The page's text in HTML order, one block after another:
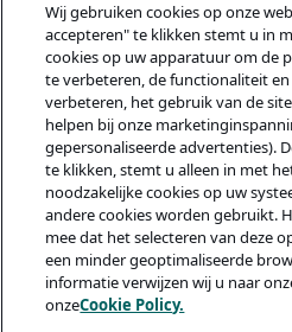
Wij gebruiken cookies op onze
accepteren" te klikken stemt u in
cookies op uw apparatuur om de
te verbeteren, de functionaliteit
verbeteren, het gebruik van de
helpen bij onze
gepersonaliseerde advertenties).
te klikken, stemt u alleen in met
noodzakelijke cookies op uw
andere cookies worden gebruikt.
mee dat het selecteren van deze
een minder geoptimaliseerde
informatie verwijzen wij u naar
onzeCookie Policy.